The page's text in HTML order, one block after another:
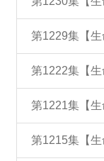
第1229集【
第1222集【
第1221集【
第1215集【